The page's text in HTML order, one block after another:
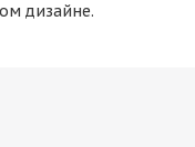
дизайне.